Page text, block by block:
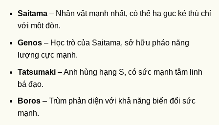
Saitama– Nhân vật mạnh nhất, có thể hạ gục kẻ thù chỉ
với một đòn.
Genos– Học trò của Saitama, sở hữu pháo năng
lượng cực mạnh.
Tatsumaki– Anh hùng hạng S, có sức mạnh tâm linh
bá đạo.
Boros– Trùm phản diện với khả năng biến đổi sức
mạnh.